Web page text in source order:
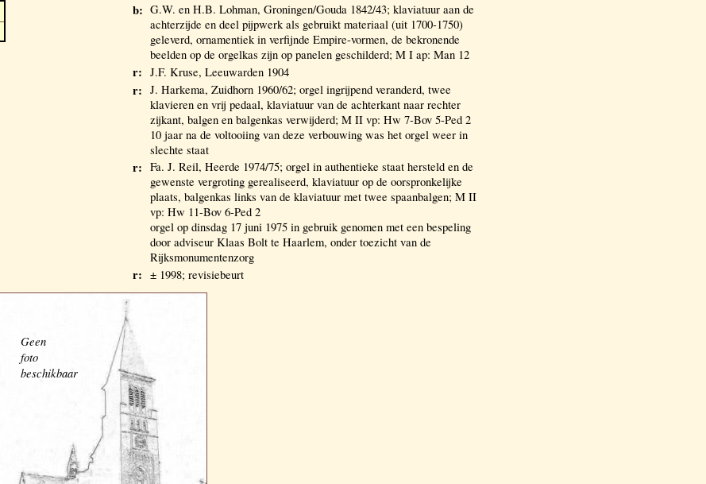
b: G.W. en H.B. Lohman, Groningen/Gouda 1842/43; klaviatuur aan de
achterzijde en deel pijpwerk als gebruikt materiaal (uit 1700-1750)
geleverd, ornamentiek in verfijnde Empire-vormen, de bekronende
beelden op de orgelkas zijn op panelen geschilderd; M I ap: Man 12
r: J.F. Kruse, Leeuwarden 1904
r: J. Harkema, Zuidhorn 1960/62; orgel ingrijpend veranderd, twee
klavieren en vrij pedaal, klaviatuur van de achterkant naar rechter
zijkant, balgen en balgenkas verwijderd; M II vp: Hw 7-Bov 5-Ped 2
10 jaar na de voltooiing van deze verbouwing was het orgel weer in
slechte staat
r: Fa. J. Reil, Heerde 1974/75; orgel in authentieke staat hersteld en de
gewenste vergroting gerealiseerd, klaviatuur op de oorspronkelijke
plaats, balgenkas links van de klaviatuur met twee spaanbalgen; M II
vp: Hw 11-Bov 6-Ped 2
orgel op dinsdag 17 juni 1975 in gebruik genomen met een bespeling
door adviseur Klaas Bolt te Haarlem, onder toezicht van de
Rijksmonumentenzorg
r: ± 1998; revisiebeurt
Geen
foto
beschikbaar